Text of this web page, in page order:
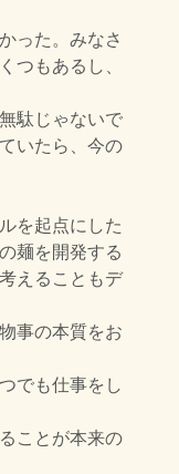
った。 みなさ
つもあるし、
駄じゃないで
いたら、今の
を起点にした
麺を開発する
えることもデ
事の本質をお
でも仕事をし
ことが本来の